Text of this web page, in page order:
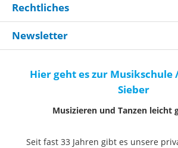
Rechtliches
Newsletter
Hier geht es zur Musikschule
Sieber
Musizieren und Tanzen leicht
Seit fast 33 Jahren gibt es unsere